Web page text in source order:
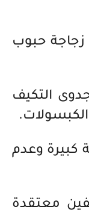
حبوب
التكيف
الكبسولات.
كبيرة وعدم
معتقدة